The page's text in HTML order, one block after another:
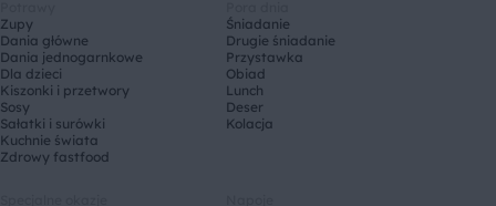
Zupy
Dania główne
Dania jednogarnkowe
Dla dzieci
Kiszonki i przetwory
Sosy
Sałatki i surówki
Kuchnie świata
Zdrowy fastfood
Śniadanie
Drugie śniadanie
Przystawka
Obiad
Lunch
Deser
Kolacja